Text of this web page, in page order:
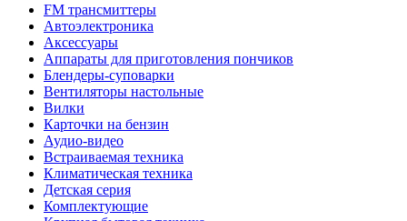
FM трансмиттеры
Автоэлектроника
Аксессуары
Аппараты для приготовления пончиков
Блендеры-суповарки
Вентиляторы настольные
Вилки
Карточки на бензин
Аудио-видео
Встраиваемая техника
Климатическая техника
Детская серия
Комплектующие